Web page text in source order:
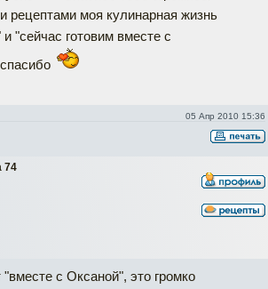
рецептами моя кулинарная жизнь
"сейчас готовим вместе с
05 Апр 2010 15:36
74
"вместе с Оксаной", это громко